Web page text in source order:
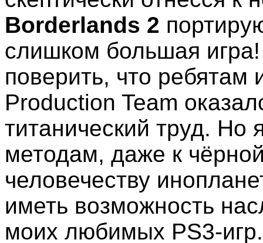
Borderlands 2
слишком большая
поверить, что ребятам
Production Team
титанический труд.
методам, даже к
человечеству
иметь возможность
моих любимых PS3-игр.